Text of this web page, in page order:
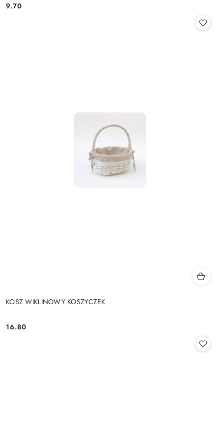
Cena:
9.70
KOSZ WIKLINOWY KOSZYCZEK
Cena:
16.80